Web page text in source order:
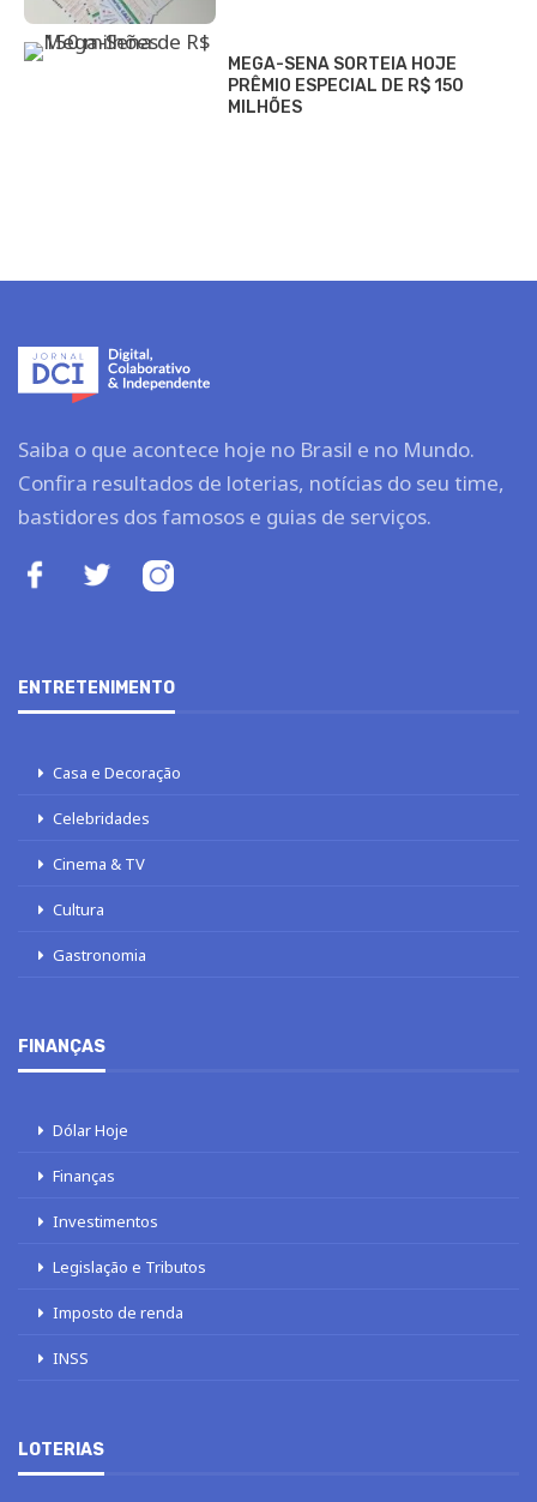
MEGA-SENA SORTEIA HOJE
PRÊMIO ESPECIAL DE R$ 150
MILHÕES
Saiba o que acontece hoje no Brasil e no Mundo.
Confira resultados de loterias, notícias do seu time,
bastidores dos famosos e guias de serviços.
ENTRETENIMENTO
Casa e Decoração
Celebridades
Cinema & TV
Cultura
Gastronomia
FINANÇAS
Dólar Hoje
Finanças
Investimentos
Legislação e Tributos
Imposto de renda
INSS
LOTERIAS